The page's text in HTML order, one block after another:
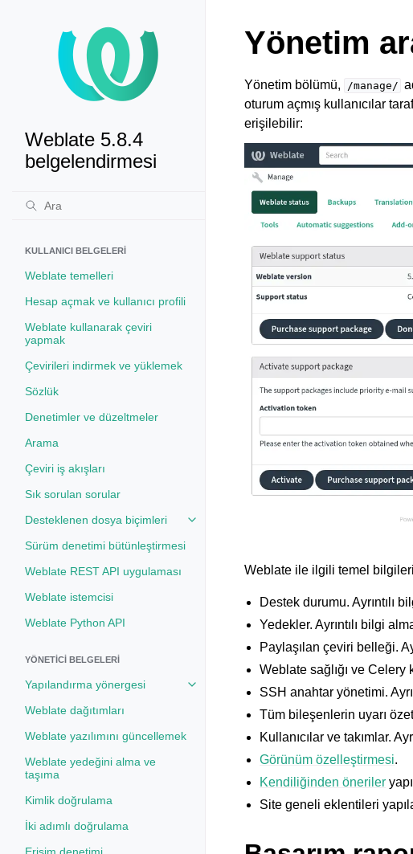
Weblate 5.8.4
belgelendirmesi
KULLANICI BELGELERI
Weblate temelleri
Hesap açmak ve kullanıcı profili
Weblate kullanarak çeviri
yapmak
Çevirileri indirmek ve yüklemek
Sözlük
Denetimler ve düzeltmeler
Arama
Çeviri iş akışları
Sık sorulan sorular
Desteklenen dosya biçimleri
Toggle navigation of Desteklenen dosya
Sürüm denetimi bütünleştirmesi
Weblate REST API uygulaması
Weblate istemcisi
Weblate Python API
YÖNETICI BELGELERI
Yapılandırma yönergesi
Toggle navigation of Yapılandırma
Weblate dağıtımları
Weblate yazılımını güncellemek
Weblate yedeğini alma ve
taşıma
Kimlik doğrulama
İki adımlı doğrulama
Yönetim
Yönetim bölümü, /manage/
oturum açmış kullanıcılar
erişilebilir:
Weblate ile ilgili temel
Destek durumu. Ayrıntılı
Yedekler. Ayrıntılı bilgi
Paylaşılan çeviri belleği.
Weblate sağlığı ve
SSH anahtar yönetimi.
Tüm bileşenlerin uyarı
Kullanıcılar ve takımlar.
Görünüm özelleştirmesi.
Kendiliğinden öneriler
Site geneli eklentileri